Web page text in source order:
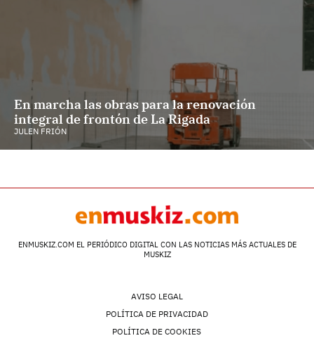
En marcha las obras para la renovación
integral de frontón de La Rigada
JULEN FRIÓN
ENMUSKIZ.COM EL PERIÓDICO DIGITAL CON LAS NOTICIAS MÁS ACTUALES DE
MUSKIZ
AVISO LEGAL
POLÍTICA DE PRIVACIDAD
POLÍTICA DE COOKIES